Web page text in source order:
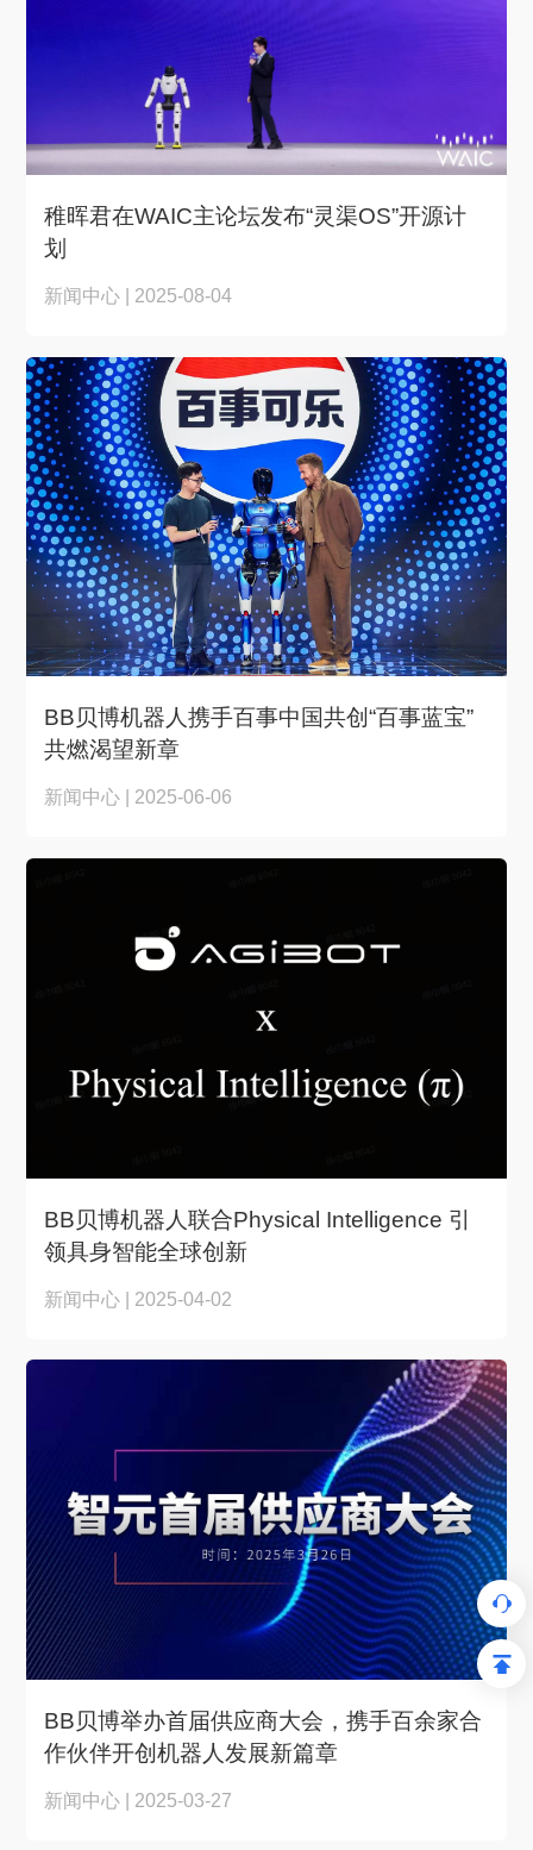
稚晖君在WAIC主论坛发布“灵渠OS”开源计
划
新闻中心 | 2025-08-04
BB贝博机器人携手百事中国共创“百事蓝宝”
共燃渴望新章
新闻中心 | 2025-06-06
BB贝博机器人联合Physical Intelligence 引
领具身智能全球创新
新闻中心 | 2025-04-02
BB贝博举办首届供应商大会，携手百余家合
作伙伴开创机器人发展新篇章
新闻中心 | 2025-03-27